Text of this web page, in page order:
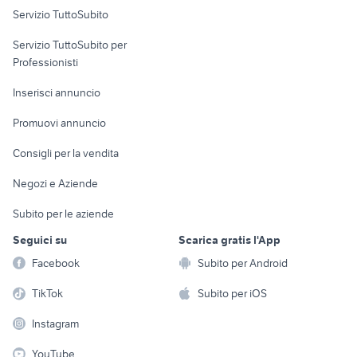
Informatica
Console e
Fotografia
Telefonia
Biciclette
Servizio TuttoSubito
Servizio TuttoSubito per
Professionisti
Inserisci annuncio
Promuovi annuncio
Consigli per la vendita
Negozi e Aziende
Subito per le aziende
Seguici su
Facebook
TikTok
Instagram
YouTube
Scarica gratis l'App
Subito per Android
Subito per iOS